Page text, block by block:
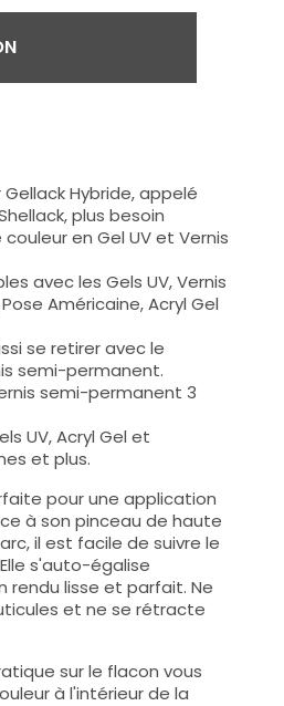
Hybride, appelé
plus besoin
en Gel UV et Vernis
avec les Gels UV, Vernis
Américaine, Acryl Gel
se retirer avec le
semi-permanent.
semi-permanent 3
UV, Acryl Gel et
et plus.
pour une application
à son pinceau de haute
il est facile de suivre le
s'auto-égalise
rendu lisse et parfait. Ne
et ne se rétracte
sur le flacon vous
à l'intérieur de la